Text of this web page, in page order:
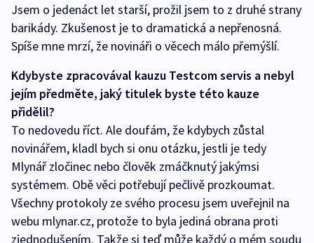
Jsem o jedenáct let starší, prožil jsem to z druhé strany
barikády. Zkušenost je to dramatická a nepřenosná.
Spíše mne mrzí, že novináři o věcech málo přemýšlí.
Kdybyste zpracovával kauzu Testcom servis a nebyl
jejím předměte, jaký titulek byste této kauze
přidělil?
To nedovedu říct. Ale doufám, že kdybych zůstal
novinářem, kladl bych si onu otázku, jestli je tedy
Mlynář zločinec nebo člověk zmáčknutý jakýmsi
systémem. Obě věci potřebují pečlivě prozkoumat.
Všechny protokoly ze svého procesu jsem uveřejnil na
webu mlynar.cz, protože to byla jediná obrana proti
zjednodušením. Takže si teď může každý o mém soudu